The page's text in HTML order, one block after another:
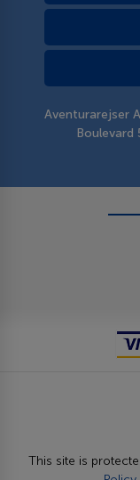
Aventurarejser
Boulevard
This site is